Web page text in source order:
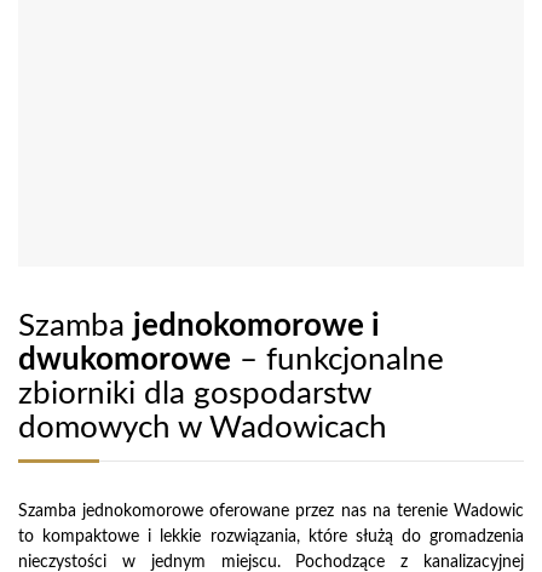
Szamba jednokomorowe i
dwukomorowe – funkcjonalne
zbiorniki dla gospodarstw
domowych w Wadowicach
Szamba jednokomorowe oferowane przez nas na terenie Wadowic
to kompaktowe i lekkie rozwiązania, które służą do gromadzenia
nieczystości w jednym miejscu. Pochodzące z kanalizacyjnej